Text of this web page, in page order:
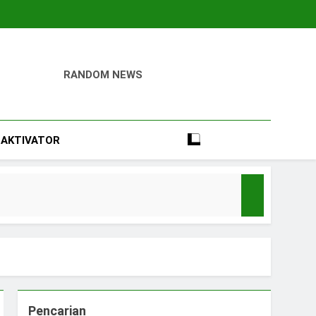
RANDOM NEWS
AKTIVATOR
Pencarian